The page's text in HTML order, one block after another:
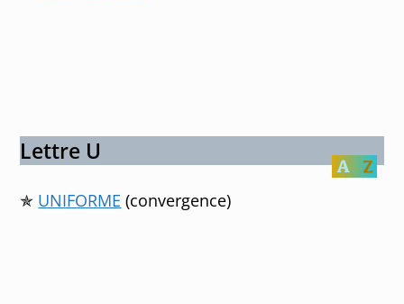
Lettre U
✯ UNIFORME (convergence)